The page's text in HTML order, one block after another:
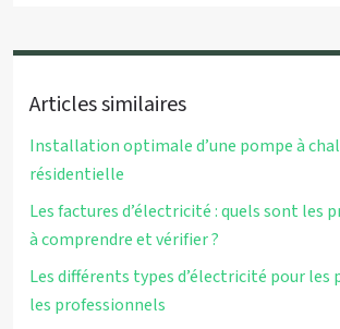
Articles similaires
Installation optimale d’une pompe à
résidentielle
Les factures d’électricité : quels sont les
à comprendre et vérifier ?
Les différents types d’électricité pour
les professionnels